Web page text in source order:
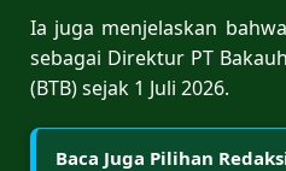
Ia juga menjelaskan
sebagai Direktur PT
(BTB) sejak 1 Juli 2026.
Baca Juga Pilihan